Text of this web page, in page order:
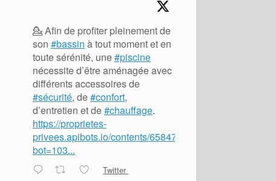
💁 Afin de profiter pleinement de
son#bassin à tout moment et en
toute sérénité, une#piscine
nécessite d’être aménagée avec
différents accessoires de
#sécurité, de#confort,
d’entretien et de#chauffage.
https://proprietes-
privees.apibots.io/contents/65847?
bot=103...
Twitter